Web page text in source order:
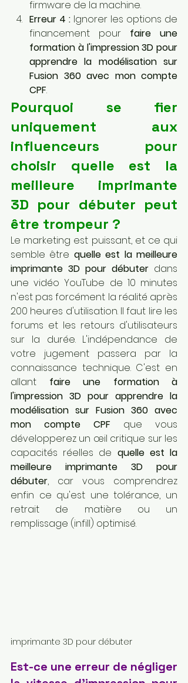
firmware de la machine.
Erreur 4 : Ignorer les options de
financement pour faire une
formation à l'impression 3D pour
apprendre la modélisation sur
Fusion 360 avec mon compte
CPF.
Pourquoi se fier
uniquement aux
influenceurs pour
choisir quelle est la
meilleure imprimante
3D pour débuter peut
être trompeur ?
Le marketing est puissant, et ce qui
semble être quelle est la meilleure
imprimante 3D pour débuter dans
une vidéo YouTube de 10 minutes
n'est pas forcément la réalité après
200 heures d'utilisation. Il faut lire les
forums et les retours d'utilisateurs
sur la durée. L'indépendance de
votre jugement passera par la
connaissance technique. C'est en
allant faire une formation à
l'impression 3D pour apprendre la
modélisation sur Fusion 360 avec
mon compte CPF que vous
développerez un œil critique sur les
capacités réelles de quelle est la
meilleure imprimante 3D pour
débuter, car vous comprendrez
enfin ce qu'est une tolérance, un
retrait de matière ou un
remplissage (infill) optimisé.
imprimante 3D pour débuter
Est-ce une erreur de négliger